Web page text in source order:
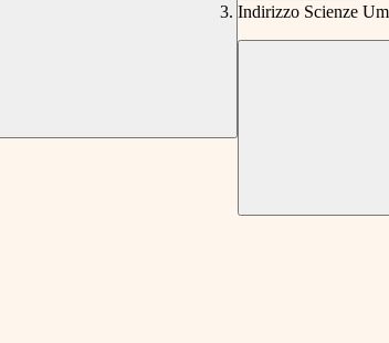
Indirizzo Scienze